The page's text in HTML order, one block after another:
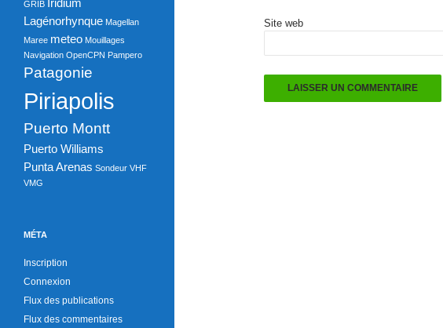
Site web
o
k
GRIB
Lagénorhynque Magellan
Maree meteo Mouillages
Navigation OpenCPN Pampero
Patagonie
Piriapolis
Puerto Montt
Puerto Williams
Punta Arenas Sondeur VHF
VMG
MÉTA
Inscription
Connexion
Flux des publications
Flux des commentaires